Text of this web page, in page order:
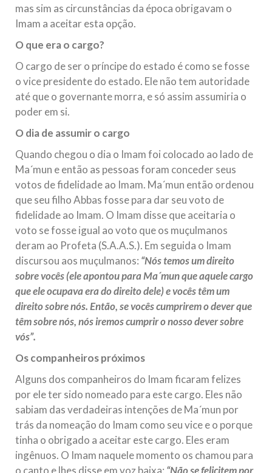
mas sim as circunstâncias da época obrigavam o
Imam a aceitar esta opção.
O que era o cargo?
O cargo de ser o príncipe do estado é como se fosse
o vice presidente do estado. Ele não tem autoridade
até que o governante morra, e só assim assumiria o
poder em si.
O dia de assumir o cargo
Quando chegou o dia o Imam foi colocado ao lado de
Ma´mun e então as pessoas foram conceder seus
votos de fidelidade ao Imam. Ma´mun então ordenou
que seu filho Abbas fosse para dar seu voto de
fidelidade ao Imam. O Imam disse que aceitaria o
voto se fosse igual ao voto que os muçulmanos
deram ao Profeta (S.A.A.S.). Em seguida o Imam
discursou aos muçulmanos: “Nós temos um direito
sobre vocês (ele apontou para Ma´mun que aquele cargo
que ele ocupava era do direito dele) e vocês têm um
direito sobre nós. Então, se vocês cumprirem o dever que
têm sobre nós, nós iremos cumprir o nosso dever sobre
vós”.
Os companheiros próximos
Alguns dos companheiros do Imam ficaram felizes
por ele ter sido nomeado para este cargo. Eles não
sabiam das verdadeiras intenções de Ma´mun por
trás da nomeação do Imam como seu vice e o porque
tinha o obrigado a aceitar este cargo. Eles eram
ingênuos. O Imam naquele momento os chamou para
o canto e lhes disse em voz baixa: “Não se felicitem por